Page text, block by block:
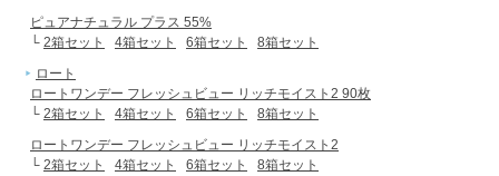
ピュアナチュラル プラス 55%
└ 2箱セット 4箱セット 6箱セット
8箱セット
ロート
ロートワンデー フレッシュビュー リッチモイスト2 90枚
└ 2箱セット 4箱セット 6箱セット
8箱セット
ロートワンデー フレッシュビュー リッチモイスト2
└ 2箱セット 4箱セット 6箱セット
8箱セット